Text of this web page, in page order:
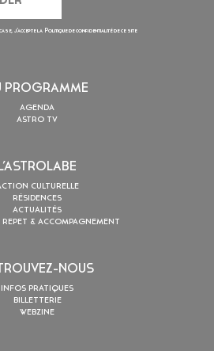
j’accepte la Politique de confidentialitéde ce site
PROGRAMME
AGENDA
ASTRO TV
L’ASTROLABE
CULTURELLE
RÉSIDENCES
ACTUALITÉS
REPET & ACCOMPAGNEMENT
NOUS
INFOS PRATIQUES
BILLETTERIE
WEBZINE